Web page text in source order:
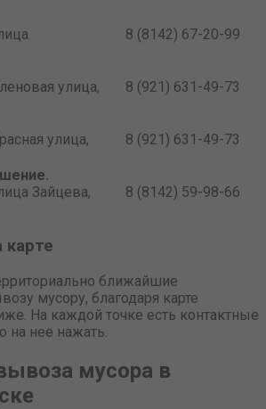
8 (8142) 67-20-99
улица,
8 (921) 631-49-73
улица,
8 (921) 631-49-73
Зайцева,
8 (8142) 59-98-66
карте
ближайшие
мусору, благодаря карте
На каждой точке есть контактные
на нее нажать.
мусора в